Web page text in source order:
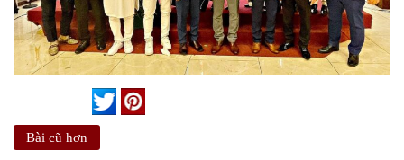
Bài cũ hơn